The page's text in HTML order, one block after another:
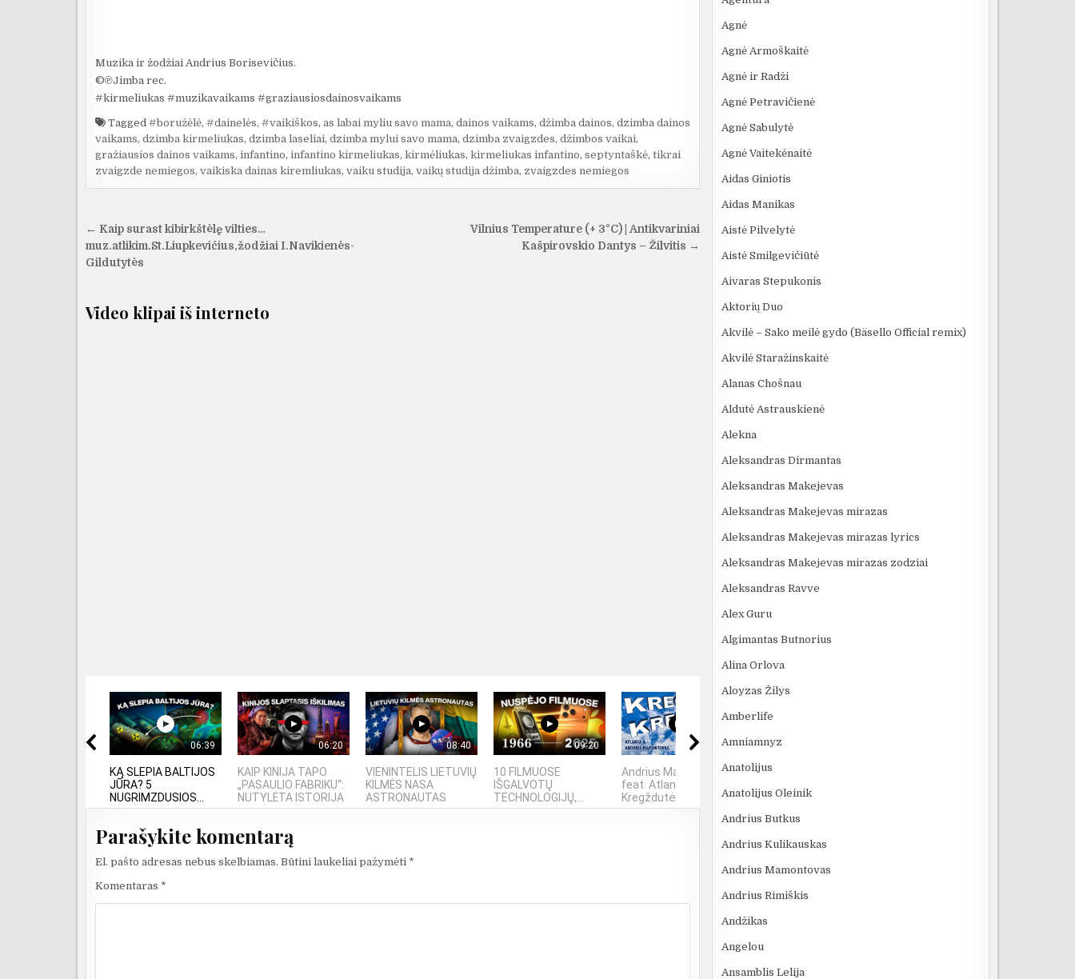
Muzika ir žodžiai Andrius Borisevičius.
©℗Jimba rec.
#kirmeliukas #muzikavaikams #graziausiosdainosvaikams
Tagged #boružėlė, #dainelės, #vaikiškos, as labai myliu savo mama, dainos vaikams, džimba dainos, dzimba dainos
vaikams, dzimba kirmeliukas, dzimba laseliai, dzimba mylui savo mama, dzimba zvaigzdes, džimbos vaikai,
gražiausios dainos vaikams, infantino, infantino kirmeliukas, kirmėliukas, kirmeliukas infantino, septyntaškė, tikrai
zvaigzde nemiegos, vaikiska dainas kiremliukas, vaiku studija, vaikų studija džimba, zvaigzdes nemiegos
Navigacija
tarp
įrašų
Vilnius Temperature (+ 3°C) | Antikvariniai
Kašpirovskio Dantys – Žilvitis →
← Kaip surast kibirkštėlę vilties…
muz.atlikim.St.Liupkevičius,žodžiai I.Navikienės-
Gildutytės
Video klipai iš interneto
06:39
KĄ SLEPIA BALTIJOS
JŪRA? 5
NUGRIMZDUSIOS...
06:20
KAIP KINIJA TAPO
„PASAULIO FABRIKU“:
NUTYLĖTA ISTORIJA
08:40
VIENINTELIS LIETUVIŲ
KILMĖS NASA
ASTRONAUTAS
09:20
10 FILMUOSE
IŠGALVOTŲ
TECHNOLOGIJŲ,...
03:21
Andrius Mamontovas
feat. Atlanta -
Kregždutės
KAS SUKŪRĖ DIRBTINĮ
ISTORIJA IR FAKTAI
Parašykite komentarą
El. pašto adresas nebus skelbiamas. Būtini laukeliai pažymėti *
Komentaras *
Agnė
Agnė Armoškaitė
Agnė ir Radži
Agnė Petravičienė
Agnė Sabulytė
Agnė Vaitekėnaitė
Aidas Giniotis
Aidas Manikas
Aistė Pilvelytė
Aistė Smilgevičiūtė
Aivaras Stepukonis
Aktorių Duo
Akvilė – Sako meilė gydo (Bäsello Official remix)
Akvilė Staražinskaitė
Alanas Chošnau
Aldutė Astrauskienė
Alekna
Aleksandras Dirmantas
Aleksandras Makejevas
Aleksandras Makejevas mirazas
Aleksandras Makejevas mirazas lyrics
Aleksandras Makejevas mirazas zodziai
Aleksandras Ravve
Alex Guru
Algimantas Butnorius
Alina Orlova
Aloyzas Žilys
Amberlife
Amniamnyz
Anatolijus
Anatolijus Oleinik
Andrius Butkus
Andrius Kulikauskas
Andrius Mamontovas
Andrius Rimiškis
Andžikas
Angelou
Ansamblis Lelija